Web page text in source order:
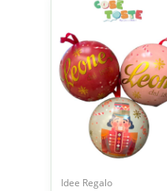
Idee Regalo